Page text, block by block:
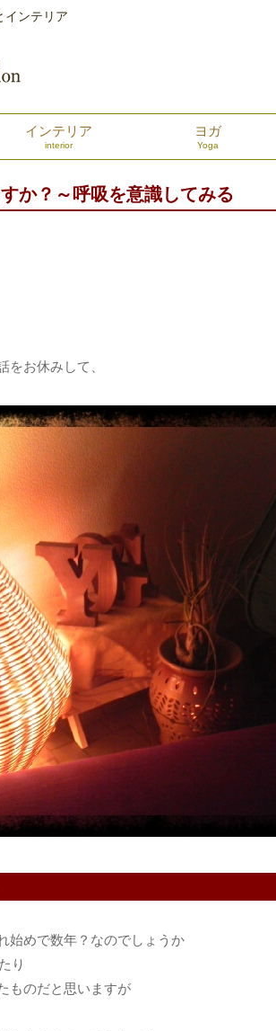
インテリア
インテリア
interior
ヨガ
Yoga
か？～呼吸を意識してみる
をお休みして、
始めで数年？なのでしょうか
り
ものだと思いますが